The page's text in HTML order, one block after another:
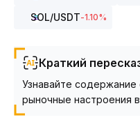
SOL/USDT-1.10%
Краткий
Узнавайте содержание
рыночные настроения